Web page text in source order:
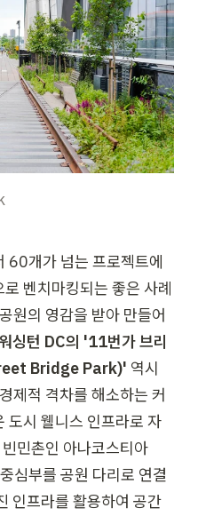
60개가 넘는 프로젝트에
벤치마킹되는 좋은 사례
원의 영감을 받아 만들어
워싱턴 DC의 '11번가 브리
Bridge Park)' 역시
제적 격차를 해소하는 커
도시 웰니스 인프라로 자
민촌인 아나코스티아
심부를 공원 다리로 연결
인프라를 활용하여 공간